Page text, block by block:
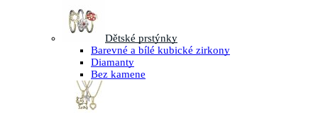
Dětské prstýnky
Barevné a bílé kubické zirkony
Diamanty
Bez kamene